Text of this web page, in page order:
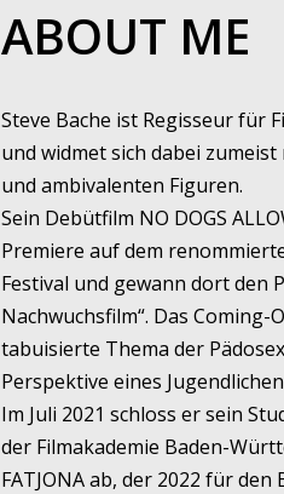
ABOUT ME
Steve Bache ist Regisseur für
und widmet sich dabei
und ambivalenten Figuren.
Sein Debütfilm NO DOGS
Premiere auf dem
Festival und gewann dort den
Nachwuchsfilm“. Das
tabuisierte Thema der
Perspektive eines
Im Juli 2021 schloss er sein
der Filmakademie Baden-
FATJONA ab, der 2022 für